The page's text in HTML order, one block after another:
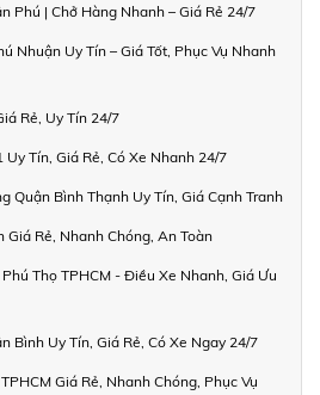
Phú | Chở Hàng Nhanh – Giá Rẻ 24/7
Nhuận Uy Tín – Giá Tốt, Phục Vụ Nhanh
Rẻ, Uy Tín 24/7
Uy Tín, Giá Rẻ, Có Xe Nhanh 24/7
Quận Bình Thạnh Uy Tín, Giá Cạnh Tranh
Giá Rẻ, Nhanh Chóng, An Toàn
Thọ TPHCM - Điều Xe Nhanh, Giá Ưu
Bình Uy Tín, Giá Rẻ, Có Xe Ngay 24/7
Giá Rẻ, Nhanh Chóng, Phục Vụ